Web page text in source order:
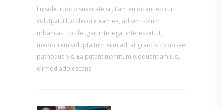
Eu solet iudico suavitate sit. Eam eu dicant epicuri
volutpat. Illud decore eam ea, ad vim solum
urbanitas. Eos feugait intellegat interesset ut,
mediocrem volupta tum eum ad, at graecis copiosae
patrioque vis. Ea putent mentitum eloquentiam ius,
eirmod adolescens